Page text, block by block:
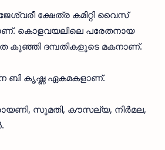
ക്ഷേത്ര കമിറ്റി വൈസ്
കൊളവയലിലെ പരേതനായ
കുഞ്ഞി ദമ്പതികളുടെ മകനാണ്.
ബി കൃഷ്ണ ഏകമകളാണ്.
സുമതി, കൗസല്യ, നിർമല,